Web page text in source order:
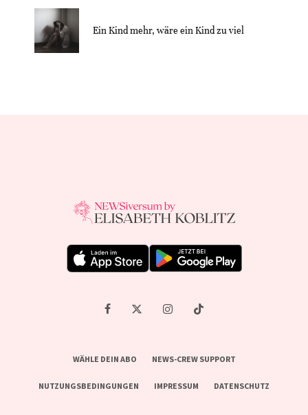
Ein Kind mehr, wäre ein Kind zu viel
WÄHLE DEIN ABO NEWS-CREW SUPPORT
NUTZUNGSBEDINGUNGEN IMPRESSUM DATENSCHUTZ